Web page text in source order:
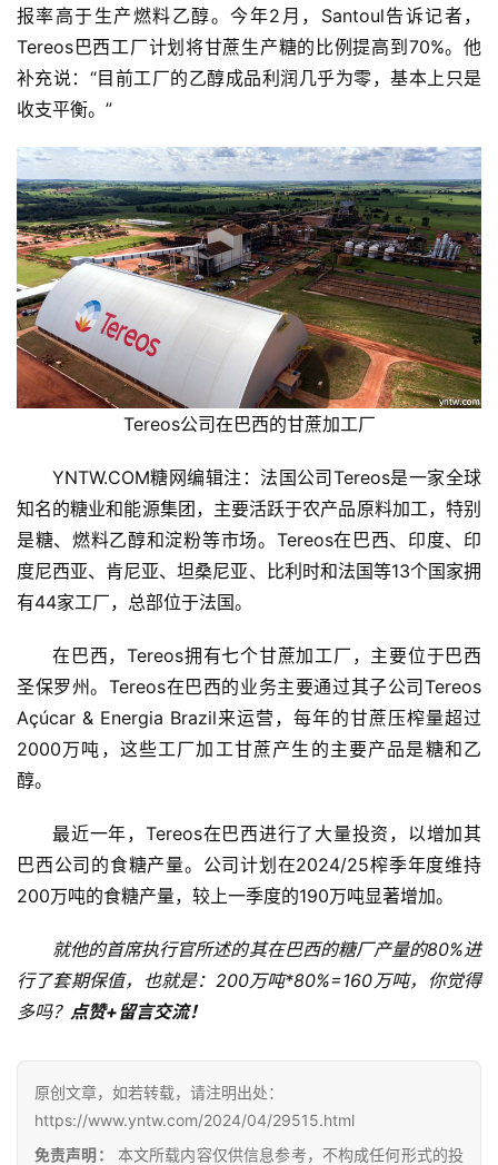
首
页
云
众
号
报
价
专
道
业
链
报率高于生产燃料乙醇。今年2月，Santoul告诉记者，
Tereos巴西工厂计划将甘蔗生产糖的比例提高到70%。他
补充说：“目前工厂的乙醇成品利润几乎为零，基本上只是
收支平衡。”
Tereos公司在巴西的甘蔗加工厂
YNTW.COM糖网编辑注：法国公司Tereos是一家全球
知名的糖业和能源集团，主要活跃于农产品原料加工，特别
是糖、燃料乙醇和淀粉等市场。Tereos在巴西、印度、印
度尼西亚、肯尼亚、坦桑尼亚、比利时和法国等13个国家拥
有44家工厂，总部位于法国。
在巴西，Tereos拥有七个甘蔗加工厂，主要位于巴西
圣保罗州。Tereos在巴西的业务主要通过其子公司Tereos
Açúcar & Energia Brazil来运营，每年的甘蔗压榨量超过
2000万吨，这些工厂加工甘蔗产生的主要产品是糖和乙
醇。
最近一年，Tereos在巴西进行了大量投资，以增加其
巴西公司的食糖产量。公司计划在2024/25榨季年度维持
200万吨的食糖产量，较上一季度的190万吨显著增加。
就他的首席执行官所述的其在巴西的糖厂产量的80%进
行了套期保值，也就是：200万吨*80%=160万吨​，你觉得
多吗？ 点赞+留言交流​！
原创文章，如若转载，请注明出处：
https://www.yntw.com/2024/04/29515.html
免责声明：
本文所载内容仅供信息参考，不构成任何形式的投